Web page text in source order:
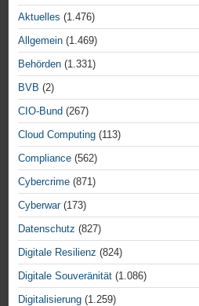
Aktuelles (1.476)
Allgemein (1.469)
Behörden (1.331)
BVB (2)
CIO-Bund (267)
Cloud Computing (113)
Compliance (562)
Cybercrime (871)
Cyberwar(173)
Datenschutz (827)
Digitale Resilienz (824)
Digitale Souveränität (1.086)
Digitalisierung (1.259)